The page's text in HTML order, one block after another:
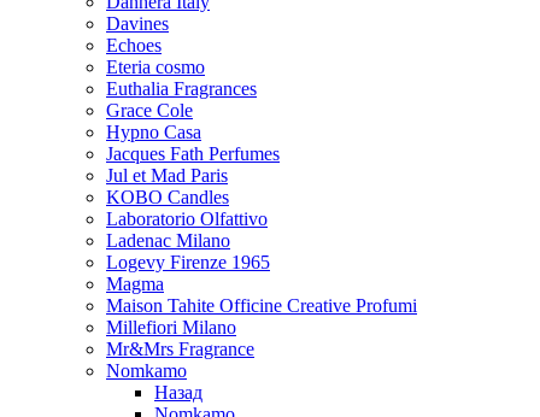
Davines
Echoes
Eteria cosmo
Euthalia Fragrances
Grace Cole
Hypno Casa
Jacques Fath Perfumes
Jul et Mad Paris
KOBO Candles
Laboratorio Olfattivo
Ladenac Milano
Logevy Firenze 1965
Magma
Maison Tahite Officine Creative Profumi
Millefiori Milano
Mr&Mrs Fragrance
Nomkamo
Назад